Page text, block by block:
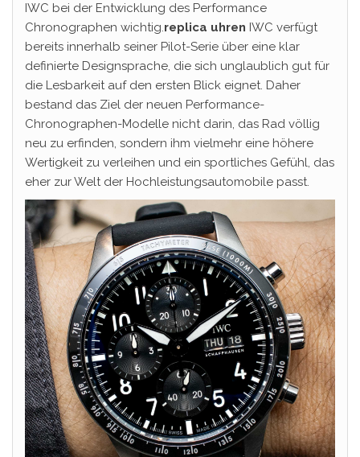
IWC bei der Entwicklung des Performance
Chronographen wichtig.replica uhren IWC verfügt
bereits innerhalb seiner Pilot-Serie über eine klar
definierte Designsprache, die sich unglaublich gut für
die Lesbarkeit auf den ersten Blick eignet. Daher
bestand das Ziel der neuen Performance-
Chronographen-Modelle nicht darin, das Rad völlig
neu zu erfinden, sondern ihm vielmehr eine höhere
Wertigkeit zu verleihen und ein sportliches Gefühl, das
eher zur Welt der Hochleistungsautomobile passt.